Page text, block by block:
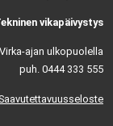
vikapäivystys
Virka-ajan ulkopuolella
puh. 0444 333 555
Saavutettavuusseloste